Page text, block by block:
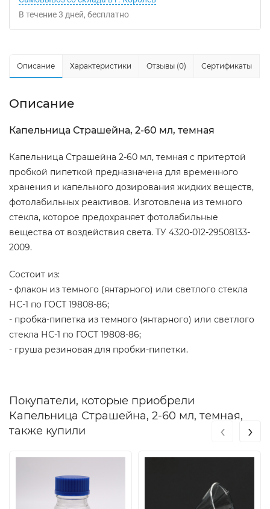
В течение3 дней Бесплатно
Описание Характеристики Отзывы (0) Сертификаты
Описание
Капельница Страшейна, 2-60 мл, темная
Капельница Страшейна 2-60 мл, темная с притертой
пробкой пипеткой предназначена для временного
хранения и капельного дозирования жидких веществ,
фотолабильных реактивов. Изготовлена из темного
стекла, которое предохраняет фотолабильные
вещества от воздействия света. ТУ 4320-012-29508133-
2009.
Состоит из:
- флакон из темного (янтарного) или светлого стекла
НС-1 по ГОСТ 19808-86;
- пробка-пипетка из темного (янтарного) или светлого
стекла НС-1 по ГОСТ 19808-86;
- груша резиновая для пробки-пипетки.
Покупатели, которые приобрели
Капельница Страшейна, 2-60 мл, темная,
также купили
‹ ›